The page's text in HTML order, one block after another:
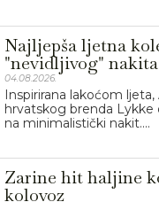
Najljepša ljetna
"nevidljivog" nakita
04.08.2026.
Inspirirana lakoćom ljeta,
hrvatskog brenda Lykke
na minimalistički nakit....
Zarine hit haljine
kolovoz